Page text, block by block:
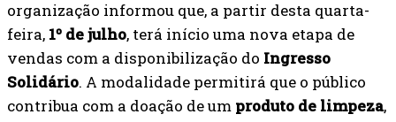
organização informou que, a partir desta quarta-
feira, 1º de julho, terá início uma nova etapa de
vendas com a disponibilização do Ingresso
Solidário. A modalidade permitirá que o público
contribua com a doação de um produto de limpeza,